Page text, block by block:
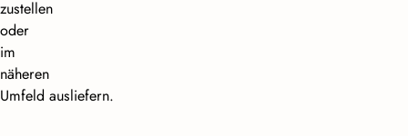
zustellen
oder
im
näheren
Umfeld ausliefern.